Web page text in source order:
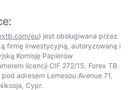
eu) jest obsługiwana przez
firmę inwestycyjną, autoryzowaną i
Komisję Papierów
licencji CIF 272/15. Forex TB
adresem Lemesou Avenue 71,
Cypr.